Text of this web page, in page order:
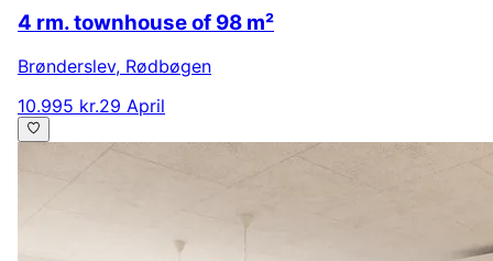
4 rm. townhouse of 98 m²
Brønderslev, Rødbøgen
10.995 kr.29 April